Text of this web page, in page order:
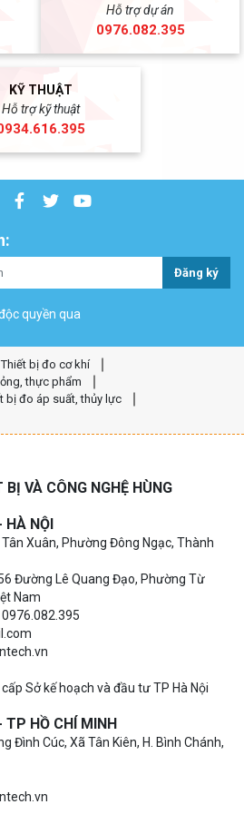
Hỗ trợ dự án
0976.082.395
KỸ THUẬT
Hỗ trợ kỹ thuật
Đăng ký
quyền qua
Thiết bị đo cơ khí
thực phẩm
bị đo áp suất, thủy lực
VÀ CÔNG NGHỆ HÙNG
HÀ NỘI
Xuân, Phường Đông Ngạc, Thành
Đường Lê Quang Đạo, Phường Từ
Nam
Sở kế hoạch và đầu tư TP Hà Nội
TP HỒ CHÍ MINH
Đình Cúc, Xã Tân Kiên, H. Bình Chánh,